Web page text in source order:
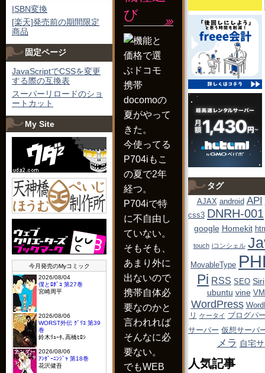
び
docomoの
夏がやって
きた。
今使ってる
P704iもこ
の夏で2年
経つ。
P704iで特
に不自由し
ていない。
そもそも、
あまり外に
出ないので
携帯自体必
要なのかと
言われれば
そんなに必
要ない。
でもWEB
ISBN変換
[楽天]発売前の期間限定
商品
固定ページ
JavaScriptでCSSを変更
する際の互換表
スーパーリロードのショ
ートカット
My Site
タグ
AJAX android API
css3 DNRH-001
google Homekit
touch iコンシェル
MovableType
Pi RSS SEO Siri
ubuntu vine
WordPress
リ ケータイ ブログパ
サーバー 仮想サーバ
メラ 自宅
人気記事